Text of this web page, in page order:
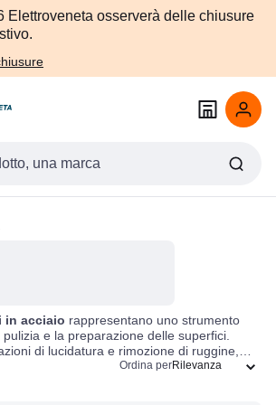
Elettroveneta osserverà delle chiusure
in acciaio rappresentano uno strumento
e la preparazione delle superfici.
di lucidatura e rimozione di ruggine,
spazzole offrono un'efficacia superiore in
Ordina per